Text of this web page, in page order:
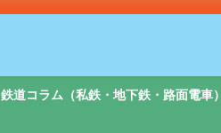
鉄道コラム（私鉄・地下鉄・路面電車）